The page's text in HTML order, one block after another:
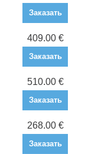
Заказать
409.00 €
Заказать
510.00 €
Заказать
268.00 €
Заказать